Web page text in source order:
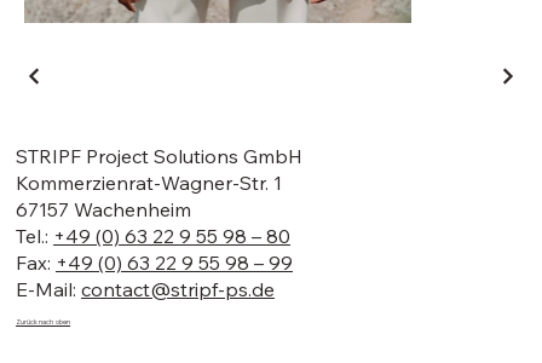
STRIPF Project Solutions GmbH
Kommerzienrat-Wagner-Str. 1
67157 Wachenheim
Tel.: +49 (0) 63 22 9 55 98 – 80
Fax: +49 (0) 63 22 9 55 98 – 99
E-Mail: contact@stripf-ps.de
Zurück nachoben